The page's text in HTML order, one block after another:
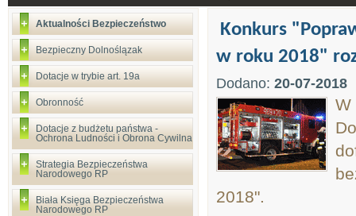
Aktualności Bezpieczeństwo
Bezpieczny Dolnoślązak
Dotacje w trybie art. 19a
Obronność
Dotacje z budżetu państwa -
Ochrona Ludności i Obrona Cywilna
Strategia Bezpieczeństwa
Narodowego RP
Biała Księga Bezpieczeństwa
Narodowego RP
Konkurs
w roku 2018"
Dodano: 20-07-2018
W
2018".